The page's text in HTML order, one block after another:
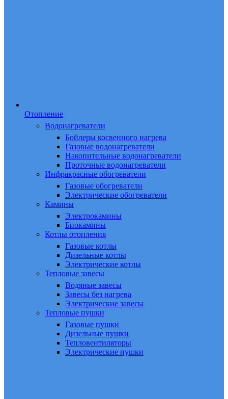
Отопление
Водонагреватели
Бойлеры косвенного нагрева
Газовые водонагреватели
Накопительные водонагреватели
Проточные водонагреватели
Инфракрасные обогреватели
Газовые обогреватели
Электрические обогреватели
Камины
Электрокамины
Биокамины
Котлы отопления
Газовые котлы
Дизельные котлы
Электрические котлы
Тепловые завесы
Водяные завесы
Завесы без нагрева
Электрические завесы
Тепловые пушки
Газовые пушки
Дизельные пушки
Тепловентиляторы
Электрические пушки